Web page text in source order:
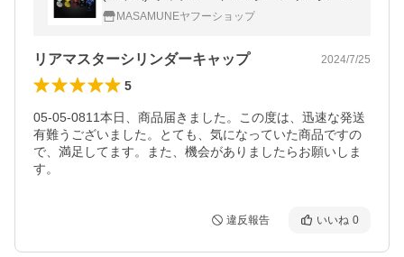
カバー キャップ アルミ製 カスタム ドレスア
ップ 5色 101234
MASAMUNEヤフーショップ
リアマスターシリンダーキャップ 2024/7/25
5
05-05-0811本日、商品届きました。この度は、迅速な発送
有難うございました。とても、気になっていた商品ですの
で、満足してます。また、機会がありましたらお願いしま
す。
違反報告 いいね 0